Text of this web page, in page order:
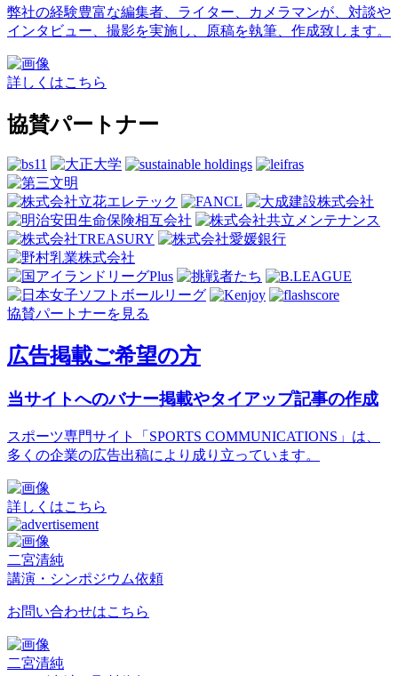
弊社の経験豊富な編集者、ライター、カメラマンが、対談や
インタビュー、撮影を実施し、原稿を執筆、作成致します。
詳しくはこちら
協賛パートナー
協賛パートナーを見る
広告掲載ご希望の方
当サイトへのバナー掲載やタイアップ記事の作成
スポーツ専門サイト「SPORTS COMMUNICATIONS」は、
多くの企業の広告出稿により成り立っています。
詳しくはこちら
二宮清純
講演・シンポジウム依頼
お問い合わせはこちら
二宮清純